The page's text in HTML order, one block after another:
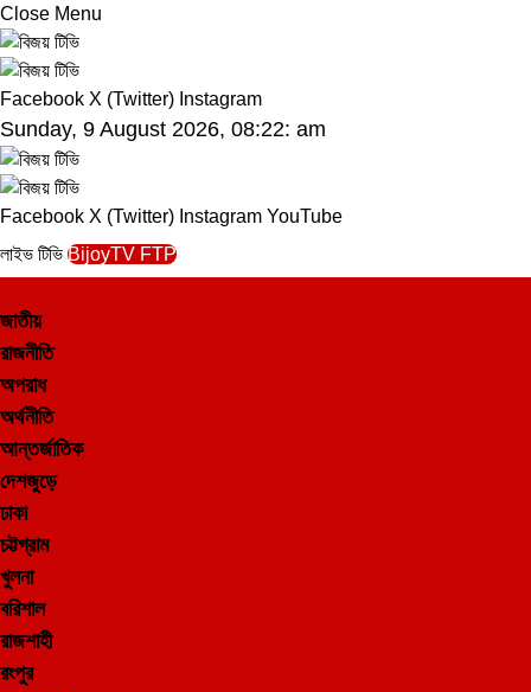
Close Menu
Facebook X (Twitter) Instagram
Sunday, 9 August 2026, 08:22: am
Facebook X (Twitter) Instagram YouTube
লাইভ টিভি BijoyTV FTP
জাতীয়
রাজনীতি
অপরাধ
অর্থনীতি
আন্তর্জাতিক
দেশজুড়ে
ঢাকা
চট্টগ্রাম
খুলনা
বরিশাল
রাজশাহী
রংপুর